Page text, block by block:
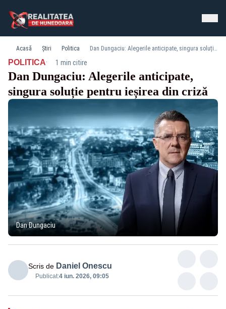
Acasă Știri Politica Dan Dungaciu: Alegerile anticipate, singura soluție pentru ieșirea din criză
POLITICA· 1 min citire
Dan Dungaciu: Alegerile anticipate,
singura soluție pentru ieșirea din criză
Dan Dungaciu
Scris de Daniel Onescu
Publicat:4 iun. 2026, 09:05